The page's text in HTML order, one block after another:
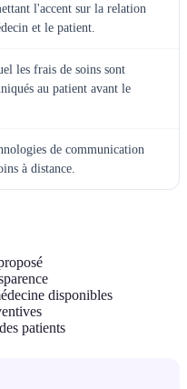
l'accent sur la relation
et le patient.
les frais de soins sont
au patient avant le
de communication
à distance.
disponibles
patients